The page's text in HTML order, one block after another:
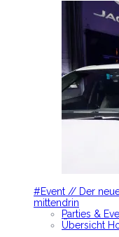
#Event // Der
mittendrin
Parties &
Übersicht